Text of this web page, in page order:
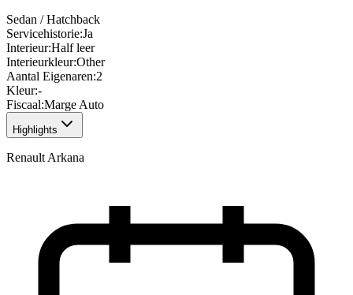
Sedan / Hatchback
Servicehistorie:Ja
Interieur:Half leer
Interieurkleur:Other
Aantal Eigenaren:2
Kleur:-
Fiscaal:Marge Auto
Highlights
Renault Arkana